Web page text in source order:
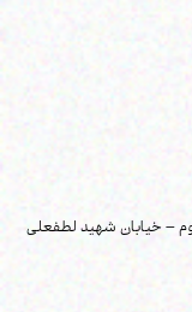
– خیابان شهید لطفعلی